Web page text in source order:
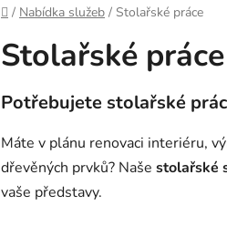
Domů
/ Nabídka služeb / Stolařské práce
Stolařské práce
Potřebujete stolařské
Máte v plánu renovaci interiéru,
dřevěných prvků? Naše stolařské
vaše představy.